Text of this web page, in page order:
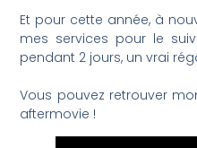
Et pour cette année, à
mes services pour le
pendant 2 jours, un vrai
Vous pouvez retrouver
aftermovie !